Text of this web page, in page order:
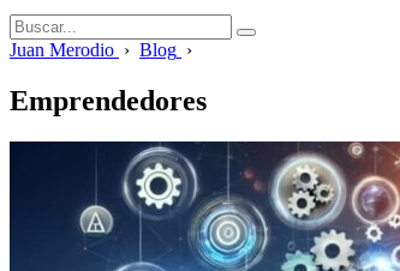
Juan Merodio › Blog ›
Emprendedores